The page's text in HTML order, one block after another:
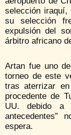
selección
su selección
expulsión del
árbitro africano
Artan fue uno
torneo de este
tras aterrizar
procedente de
UU. debido a
antecedentes”
espera.